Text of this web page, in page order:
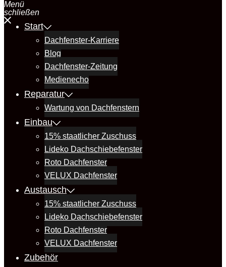
Menü
schließen
Start
Dachfenster-Karriere
Blog
Dachfenster-Zeitung
Medienecho
Reparatur
Wartung von Dachfenstern
Einbau
15% staatlicher Zuschuss
Lideko Dachschiebefenster
Roto Dachfenster
VELUX Dachfenster
Austausch
15% staatlicher Zuschuss
Lideko Dachschiebefenster
Roto Dachfenster
VELUX Dachfenster
Zubehör